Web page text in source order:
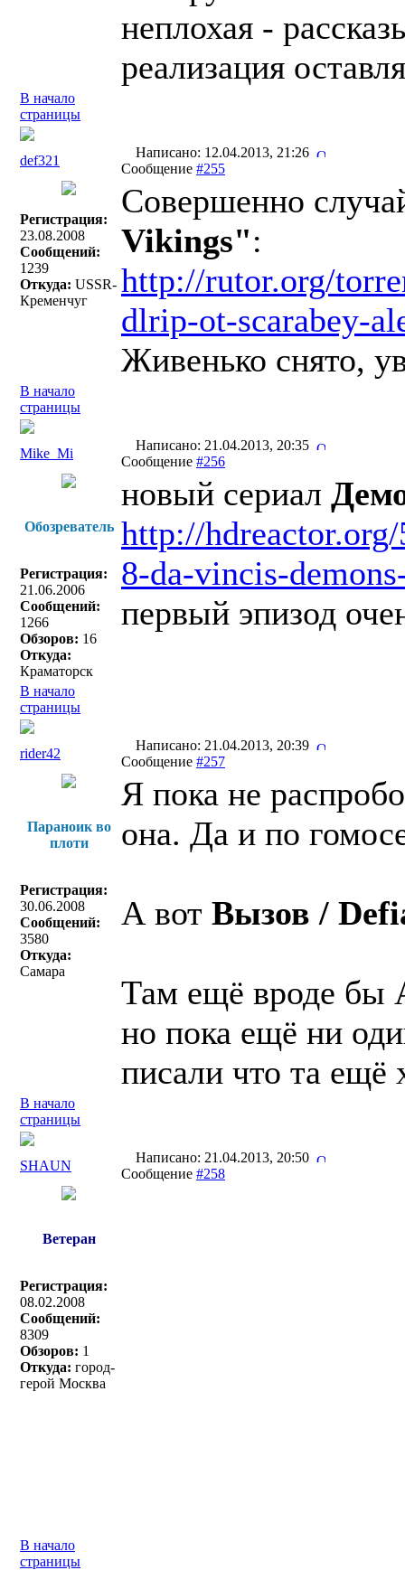
неплохая -
реализация
В начало
страницы
def321
Написано: 12.04.2013, 21:26
Сообщение #255
Регистрация:
23.08.2008
Сообщений:
1239
Откуда: USSR-
Кременчуг
Совершенно
Vikings":
http://rutor.org/
dlrip-ot-scarabey-
Живенько снято,
В начало
страницы
Mike_Mi
Написано: 21.04.2013, 20:35
Сообщение #256
Обозреватель
Регистрация:
21.06.2006
Сообщений:
1266
Обзоров: 16
Откуда:
Краматорск
новый сериал
http://
8-da-vincis-
первый эпизод
В начало
страницы
rider42
Написано: 21.04.2013, 20:39
Сообщение #257
Параноик во
плоти
Регистрация:
30.06.2008
Сообщений:
3580
Откуда:
Самара
Я пока не
она. Да и по
А вот Вызов /
Там ещё вроде бы
но пока ещё ни
писали что та
В начало
страницы
SHAUN
Написано: 21.04.2013, 20:50
Сообщение #258
Ветеран
Регистрация:
08.02.2008
Сообщений:
8309
Обзоров: 1
Откуда: город-
герой Москва
В начало
страницы